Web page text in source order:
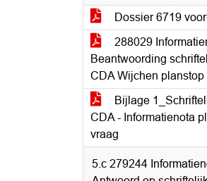
Dossier 6719
288029
Beantwoording
CDA Wijchen planstop
Bijlage
CDA - Informatienota
vraag
5.c 279244